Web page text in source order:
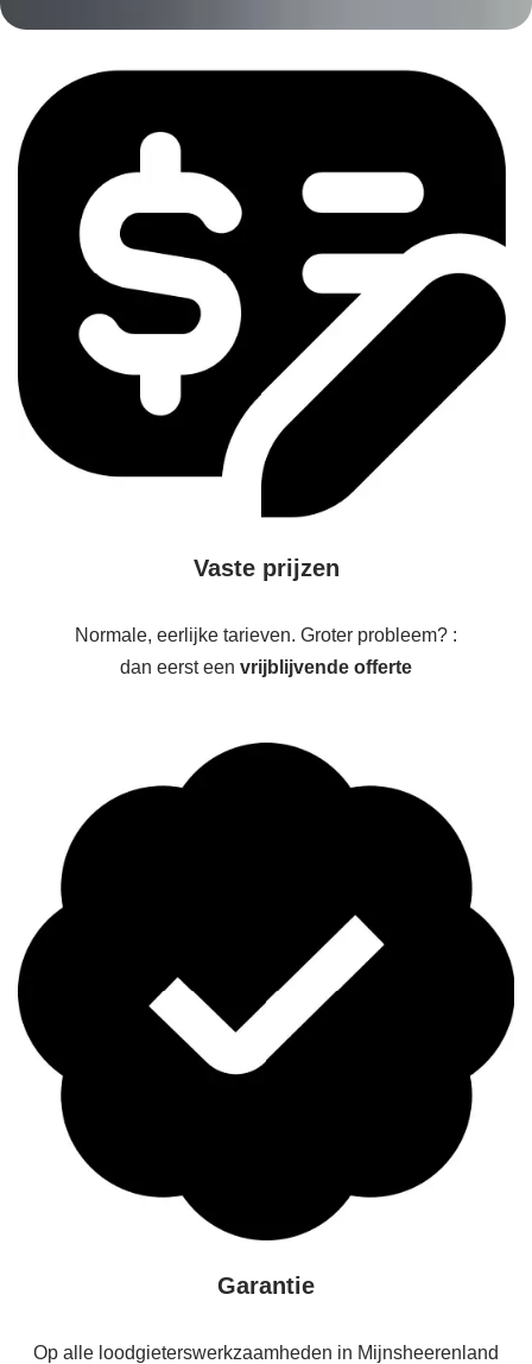
Vaste prijzen
Normale, eerlijke tarieven. Groter probleem? :
dan eerst een vrijblijvende offerte
Garantie
Op alle loodgieterswerkzaamheden in Mijnsheerenland